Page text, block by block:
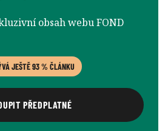
obsah webu FOND
JEŠTĚ 93 % ČLÁNKU
PŘEDPLATNÉ